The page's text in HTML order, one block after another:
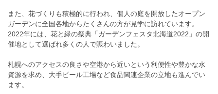
また、花づくりも積極的に行われ、個人の庭を開放したオープン
ガーデンに全国各地からたくさんの方が見学に訪れています。
2022年には、花と緑の祭典「ガーデンフェスタ北海道2022」の開
催地として選ばれ多くの人で賑わいました。
札幌へのアクセスの良さや空港から近いという利便性や豊かな水
資源を求め、大手ビール工場など食品関連企業の立地も進んでい
ます。